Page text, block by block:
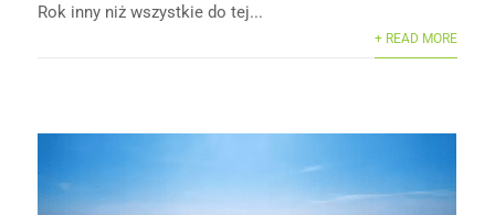
Rok inny niż wszystkie do tej...
+ READ MORE